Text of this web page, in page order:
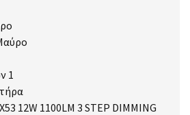
1
12W 1100LM 3 STEP DIMMING